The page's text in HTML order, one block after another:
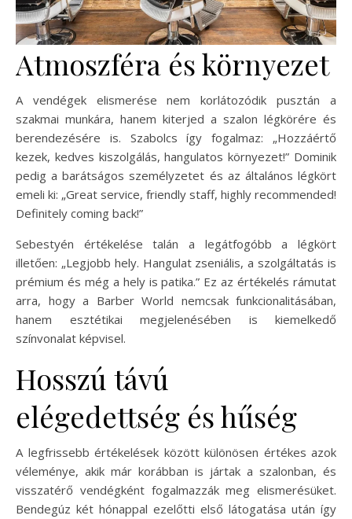
Atmoszféra és környezet
A vendégek elismerése nem korlátozódik pusztán a
szakmai munkára, hanem kiterjed a szalon légkörére és
berendezésére is. Szabolcs így fogalmaz: „Hozzáértő
kezek, kedves kiszolgálás, hangulatos környezet!” Dominik
pedig a barátságos személyzetet és az általános légkört
emeli ki: „Great service, friendly staff, highly recommended!
Definitely coming back!”
Sebestyén értékelése talán a legátfogóbb a légkört
illetően: „Legjobb hely. Hangulat zseniális, a szolgáltatás is
prémium és még a hely is patika.” Ez az értékelés rámutat
arra, hogy a Barber World nemcsak funkcionalitásában,
hanem esztétikai megjelenésében is kiemelkedő
színvonalat képvisel.
Hosszú távú
elégedettség és hűség
A legfrissebb értékelések között különösen értékes azok
véleménye, akik már korábban is jártak a szalonban, és
visszatérő vendégként fogalmazzák meg elismerésüket.
Bendegúz két hónappal ezelőtti első látogatása után így